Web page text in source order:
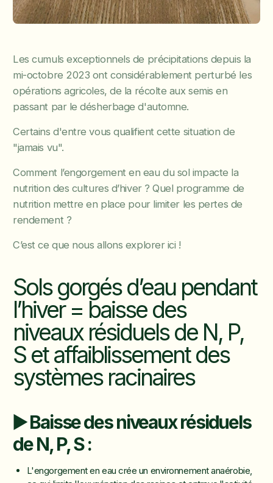
Les cumuls exceptionnels de précipitations depuis la
mi-octobre 2023 ont considérablement perturbé les
opérations agricoles, de la récolte aux semis en
passant par le désherbage d'automne.
Certains d'entre vous qualifient cette situation de
"jamais vu".
Comment l’engorgement en eau du sol impacte la
nutrition des cultures d’hiver ? Quel programme de
nutrition mettre en place pour limiter les pertes de
rendement ?
C’est ce que nous allons explorer ici !
Sols gorgés d’eau pendant
l’hiver = baisse des
niveaux résiduels de N, P,
S et affaiblissement des
systèmes racinaires
▶️ Baisse des niveaux résiduels
de N, P, S :
L'engorgement en eau crée un environnement anaérobie,